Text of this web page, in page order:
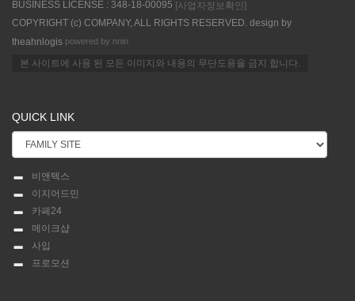
BUSINESS LICENSE : 348-18-00095 [사업자정보확인]
COPYRIGHT (c) COMPANY, ALL RIGHTS RESERVED. design by
theahnlogis powered by nnin
본 사이트에 사용 된 모든 이미지와 내용의 무단도용을 금지 합니다.
QUICK LINK
비앤텍스
이지어드민
카페24
메이크샵
사입
프로모션